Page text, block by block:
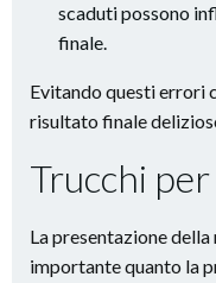
scaduti possono
finale.
Evitando questi errori
risultato finale
Trucchi
La presentazione
importante quanto la